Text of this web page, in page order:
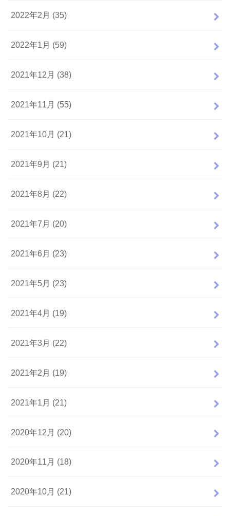
2022年2月 (35)
2022年1月 (59)
2021年12月 (38)
2021年11月 (55)
2021年10月 (21)
2021年9月 (21)
2021年8月 (22)
2021年7月 (20)
2021年6月 (23)
2021年5月 (23)
2021年4月 (19)
2021年3月 (22)
2021年2月 (19)
2021年1月 (21)
2020年12月 (20)
2020年11月 (18)
2020年10月 (21)